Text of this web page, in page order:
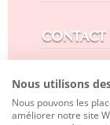
CONTACT
Nous utilisons
Nous pouvons les
améliorer notre site